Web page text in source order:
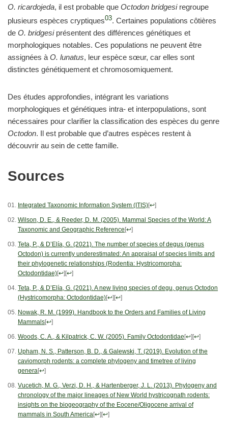
O. ricardojeda, il est probable que Octodon bridgesiregroupe
plusieurs espèces cryptiques03. Certaines populations côtières
de O. bridgesiprésentent des différences génétiques et
morphologiques notables. Ces populations ne peuvent être
assignées àO. lunatus, leur espèce sœur, car elles sont
distinctes génétiquement et chromosomiquement.
Des études approfondies, intégrant les variations
morphologiques et génétiques intra- et interpopulations, sont
nécessaires pour clarifier la classification des espèces du genre
Octodon. Il est probable que d’autres espèces restent à
découvrir au sein de cette famille.
Sources
Integrated Taxonomic Information System (ITIS)[↩]
Wilson, D. E., & Reeder, D. M. (2005). Mammal Species of the World: A
Taxonomic and Geographic Reference [↩]
Teta, P., & D’Elía, G. (2021). The number of species of degus (genus
Octodon) is currently underestimated: An appraisal of species limits and
their phylogenetic relationships (Rodentia: Hystricomorpha:
Octodontidae)[↩] [↩]
Teta, P., & D’Elía, G. (2021). A new living species of degu, genus Octodon
(Hystricomorpha: Octodontidae)[↩] [↩]
Nowak, R. M. (1999). Handbook to the Orders and Families of Living
Mammals[↩]
Woods, C. A., & Kilpatrick, C. W. (2005). Family Octodontidae [↩] [↩]
Upham, N. S., Patterson, B. D., & Galewski, T. (2019). Evolution of the
caviomorph rodents: a complete phylogeny and timetree of living
genera[↩]
Vucetich, M. G., Verzi, D. H., & Hartenberger, J. L. (2013). Phylogeny and
chronology of the major lineages of New World hystricognath rodents:
insights on the biogeography of the Eocene/Oligocene arrival of
mammals in South America[↩] [↩]